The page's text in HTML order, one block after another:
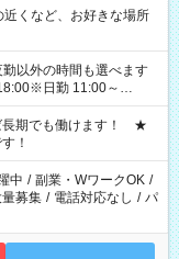
くなど、お好きな場所
以外の時間も選べます
日勤 11:00～
設もあるので、ご希望が
地により実働時間が異
な場合も遠慮なくご相
長期でも働けます！ ★
！
中 / 副業・WワークOK /
募集 / 電話対応なし / パ